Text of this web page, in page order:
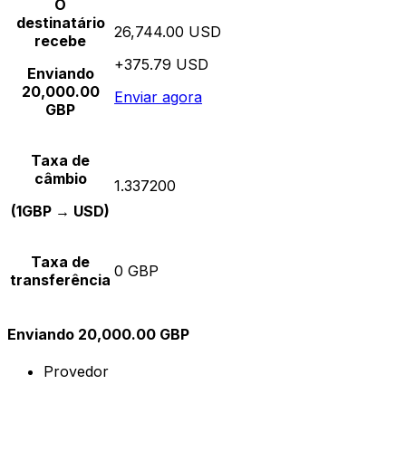
O
destinatário
recebe
Enviando
20,000.00
GBP
26,744.00 USD
+375.79 USD
Enviar agora
Taxa de
câmbio
(1GBP → USD)
1.337200
Taxa de
transferência 0 GBP
Enviando 20,000.00 GBP
Provedor